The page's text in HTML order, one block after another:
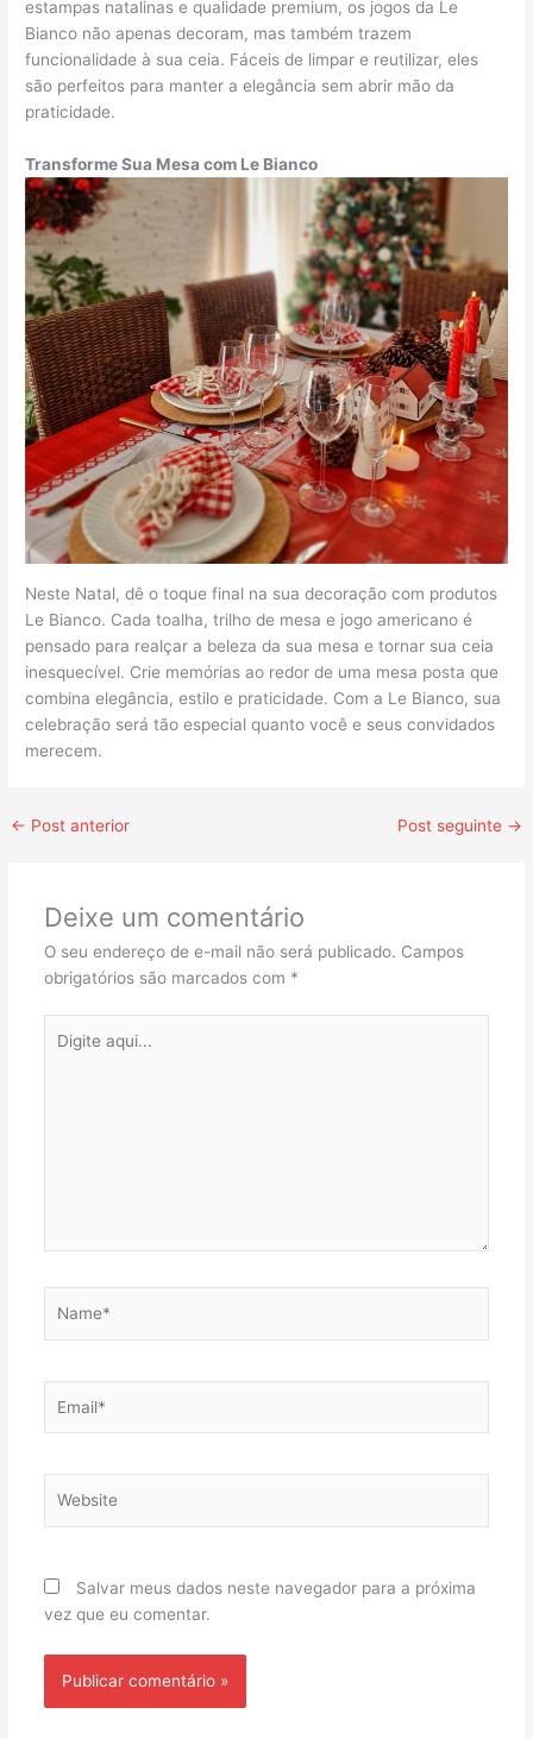
estampas natalinas e qualidade premium, os jogos da Le
Bianco não apenas decoram, mas também trazem
funcionalidade à sua ceia. Fáceis de limpar e reutilizar, eles
são perfeitos para manter a elegância sem abrir mão da
praticidade.
Transforme Sua Mesa com Le Bianco
Neste Natal, dê o toque final na sua decoração com produtos
Le Bianco. Cada toalha, trilho de mesa e jogo americano é
pensado para realçar a beleza da sua mesa e tornar sua ceia
inesquecível. Crie memórias ao redor de uma mesa posta que
combina elegância, estilo e praticidade. Com a Le Bianco, sua
celebração será tão especial quanto você e seus convidados
merecem.
← Post anterior Post seguinte →
Deixe um comentário
O seu endereço de e-mail não será publicado. Campos
obrigatórios são marcados com *
aqui...
Salvar meus dados neste navegador para a próxima
vez que eu comentar.